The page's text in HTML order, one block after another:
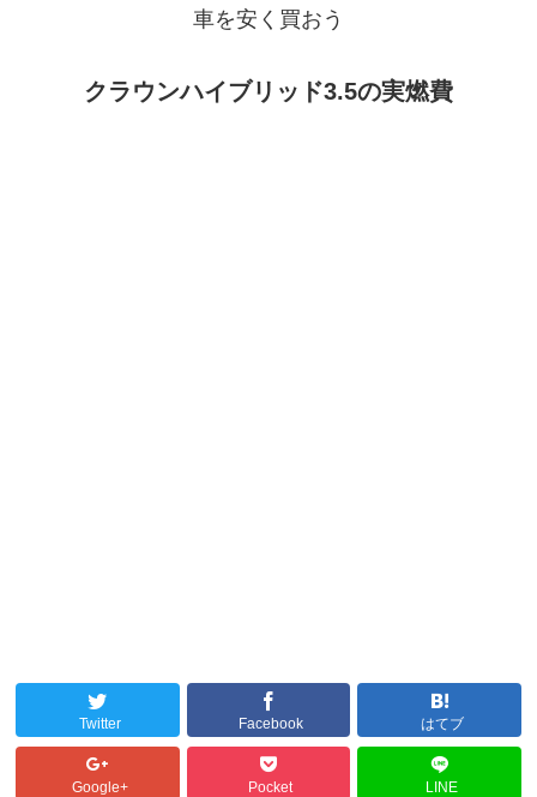
車を安く買おう
クラウンハイブリッド3.5の実燃費
Twitter Facebook はてブ
Google+ Pocket LINE